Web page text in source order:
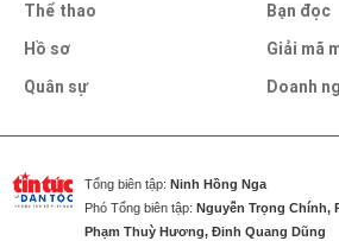
Thể thao
Hồ sơ
Quân sự
Bạn đọc
Giải mã
Doanh
Tổng biên tập: Ninh Hồng Nga
Phó Tổng biên tập: Nguyễn Trọng Chính,
Phạm Thuỳ Hương, Đinh Quang Dũng